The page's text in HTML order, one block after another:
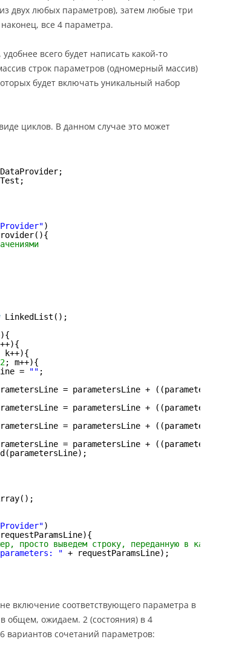
двух любых параметров), затем любые три
все 4 параметра.
всего будет написать какой-то
строк параметров (одномерный массив)
будет включать уникальный набор
циклов. В данном случае это может
)
LinkedList();
k++){
2; m++){
=
"" ;
= parametersLine +
= parametersLine +
= parametersLine +
= parametersLine +
)
просто выведем строку, переданную в качестве
" + requestParamsLine);
включение соответствующего параметра в
в общем, ожидаем. 2 (состояния) в 4
вариантов сочетаний параметров: